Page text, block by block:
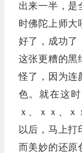
出来一半，是
时佛陀上师大
好了，成功了
这张更糟的黑
怪了，因为连
色。就在这
ｘ、ｘｘ、
以后，马上打
而美妙的还原